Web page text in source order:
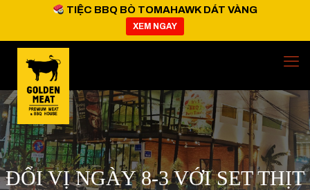
ĐỔI VỊ NGÀY 8-3 VỚI SET THỊT
TIỆC BBQ BÒ TOMAHAWK DÁT VÀNG
XEM NGAY